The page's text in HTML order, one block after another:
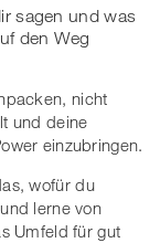
sagen und was
den Weg
nicht
und deine
einzubringen.
wofür du
lerne von
Umfeld für gut